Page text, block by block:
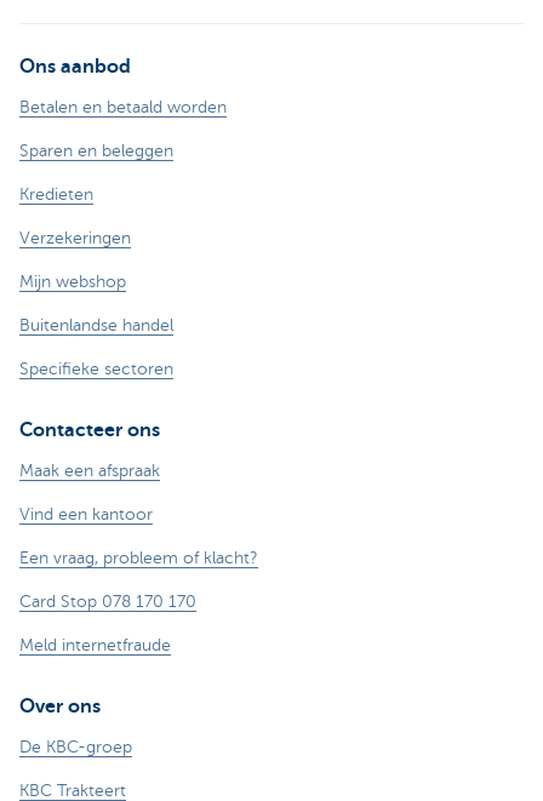
Ons aanbod
Betalen en betaald worden
Sparen en beleggen
Kredieten
Verzekeringen
Mijn webshop
Buitenlandse handel
Specifieke sectoren
Contacteer ons
Maak een afspraak
Vind een kantoor
Een vraag, probleem of klacht?
Card Stop 078 170 170
Meld internetfraude
Over ons
De KBC-groep
KBC Trakteert